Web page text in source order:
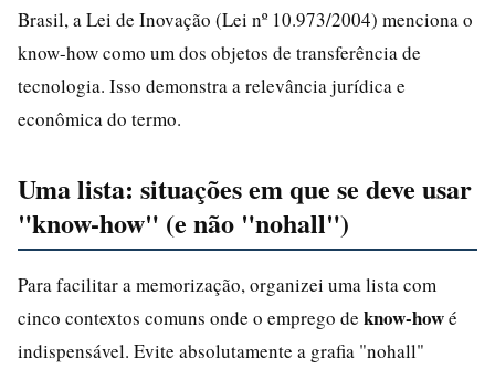
Brasil, a Lei de Inovação (Lei nº 10.973/2004) menciona o
know-how como um dos objetos de transferência de
tecnologia. Isso demonstra a relevância jurídica e
econômica do termo.
Uma lista: situações em que se deve usar
"know-how" (e não "nohall")
Para facilitar a memorização, organizei uma lista com
cinco contextos comuns onde o emprego de know-howé
indispensável. Evite absolutamente a grafia "nohall"